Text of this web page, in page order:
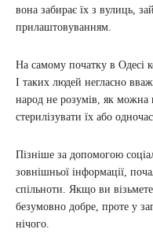
вона забирає їх з вулиць,
прилаштовуванням.
На самому початку в Одесі
І таких людей негласно
народ не розумів, як можна
стерилізувати їх або
Пізніше за допомогою
зовнішньої інформації,
спільноти. Якщо ви
безумовно добре, проте у
нічого.